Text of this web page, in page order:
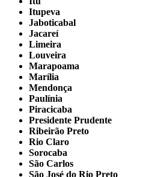
Itupeva
Jaboticabal
Jacareí
Limeira
Louveira
Marapoama
Marília
Mendonça
Paulínia
Piracicaba
Presidente Prudente
Ribeirão Preto
Rio Claro
Sorocaba
São Carlos
São José do Rio Preto